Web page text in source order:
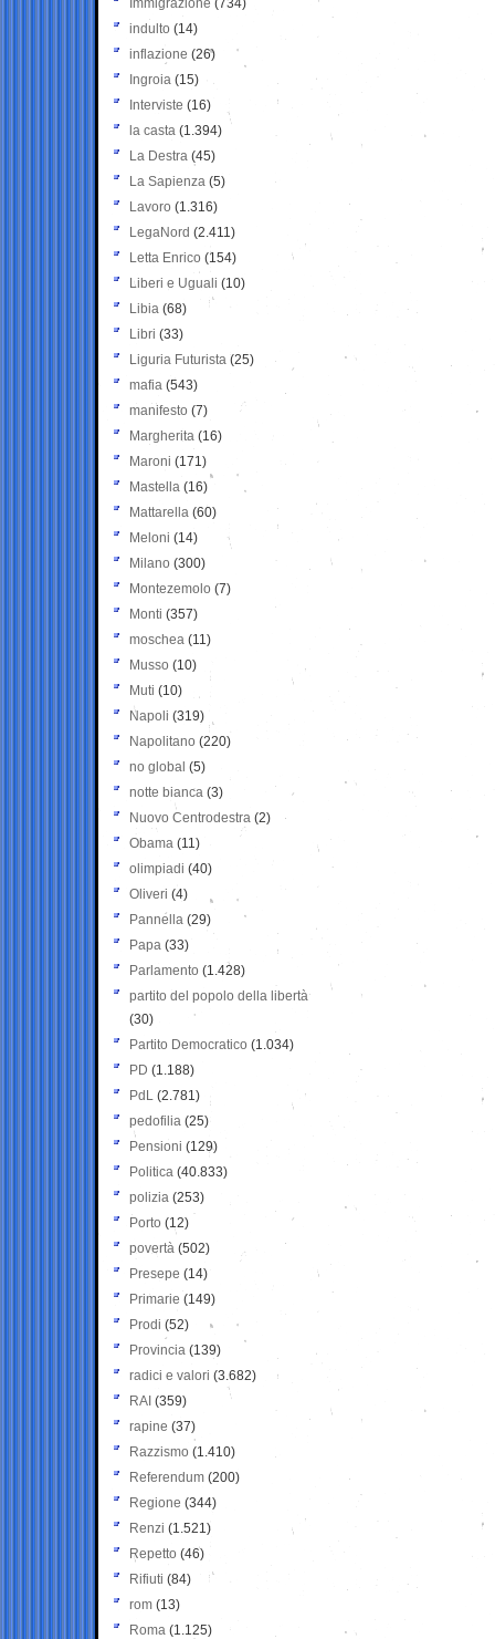
Immigrazione (734)
indulto (14)
inflazione (26)
Ingroia (15)
Interviste (16)
la casta (1.394)
La Destra (45)
La Sapienza (5)
Lavoro (1.316)
LegaNord (2.411)
Letta Enrico (154)
Liberi e Uguali (10)
Libia (68)
Libri (33)
Liguria Futurista (25)
mafia (543)
manifesto (7)
Margherita (16)
Maroni (171)
Mastella (16)
Mattarella (60)
Meloni (14)
Milano (300)
Montezemolo (7)
Monti (357)
moschea (11)
Musso (10)
Muti (10)
Napoli (319)
Napolitano (220)
no global (5)
notte bianca (3)
Nuovo Centrodestra (2)
Obama (11)
olimpiadi (40)
Oliveri (4)
Pannella (29)
Papa (33)
Parlamento (1.428)
partito del popolo della libertà
(30)
Partito Democratico (1.034)
PD (1.188)
PdL (2.781)
pedofilia (25)
Pensioni (129)
Politica (40.833)
polizia (253)
Porto (12)
povertà (502)
Presepe (14)
Primarie (149)
Prodi (52)
Provincia (139)
radici e valori (3.682)
RAI (359)
rapine (37)
Razzismo (1.410)
Referendum (200)
Regione (344)
Renzi (1.521)
Repetto (46)
Rifiuti (84)
rom (13)
Roma (1.125)